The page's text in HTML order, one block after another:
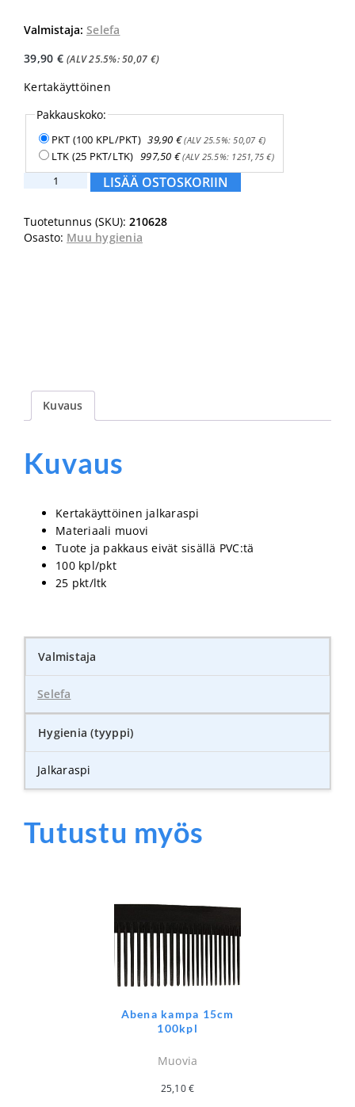
Valmistaja: Selefa
39,90 € (ALV 25.5%:50,07 €)
Kertakäyttöinen
Pakkauskoko:
PKT (100 KPL/PKT) 39,90 €(ALV 25.5%: 50,07 €)
LTK (25 PKT/LTK) 997,50 €(ALV 25.5%: 1251,75€)
Jalkaraspi
muovi
100kpl
LISÄÄ OSTOSKORIIN
Tuotetunnus (SKU): 210628
Osasto: Muu hygienia
Kuvaus
Kuvaus
Kertakäyttöinen jalkaraspi
Materiaali muovi
Tuote ja pakkaus eivät sisällä PVC:tä
100 kpl/pkt
25 pkt/ltk
Valmistaja
Selefa
Hygienia (tyyppi)
Jalkaraspi
Tutustu myös
Abena kampa 15cm
100kpl
Muovia
25,10€